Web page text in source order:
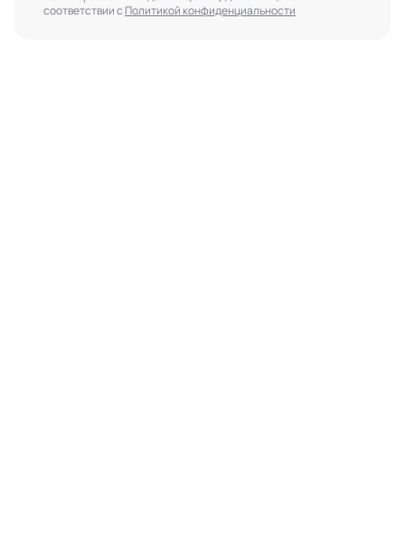
соответствии с Политикой конфиденциальности